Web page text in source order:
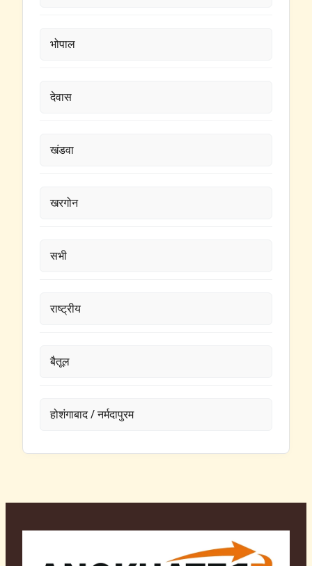
भोपाल
देवास
खंडवा
खरगोन
सभी
राष्ट्रीय
बैतूल
होशंगाबाद / नर्मदापुरम